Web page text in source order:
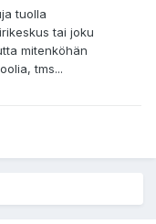
tuolla
tai joku
mitenköhän
tms...